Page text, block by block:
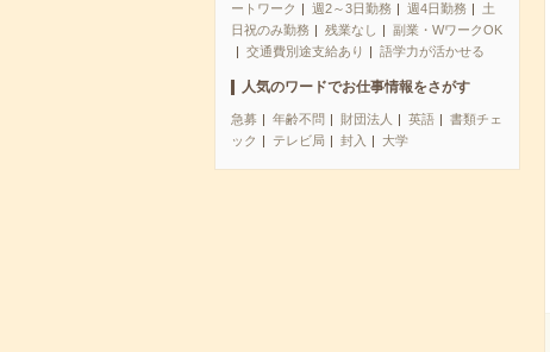
ートワーク
週2～3日勤務 週4日勤務
土
日祝のみ勤務
残業なし
副業・WワークOK
交通費別途支給あり
語学力が活かせる
人気のワードでお仕事情報をさがす
急募 年齢不問 財団法人 英語
書類チェ
ック
テレビ局 封入 大学